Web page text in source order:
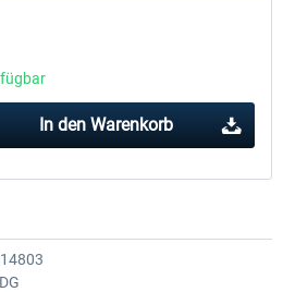
In den Warenkorb